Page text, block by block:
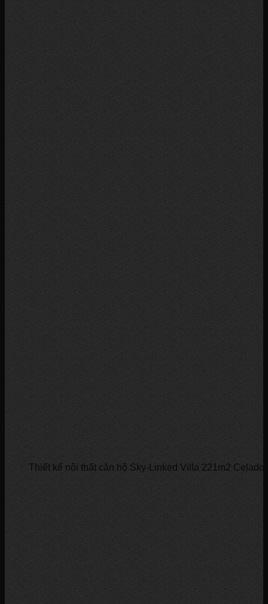
Thiết kế nội thất căn hộ Sky-Linked Villa 221m2